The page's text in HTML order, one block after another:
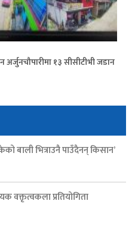
१३ सीसीटीभी जडान
बाली भित्राउनै पाउँदैनन् किसान’
वक्तृत्वकला प्रतियोगिता